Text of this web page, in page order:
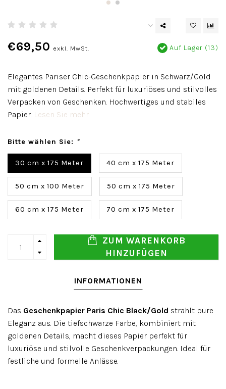
€69,50 exkl. MwSt. Auf Lager (13)
Elegantes Pariser Chic-Geschenkpapier in Schwarz/Gold
mit goldenen Details. Perfekt für luxuriöses und stilvolles
Verpacken von Geschenken. Hochwertiges und stabiles
Papier. Lesen Sie mehr..
Bitte wählen Sie: *
30 cm x 175 Meter 40 cm x 175 Meter
50 cm x 100 Meter 50 cm x 175 Meter
60 cm x 175 Meter 70 cm x 175 Meter
ZUM WARENKORB
HINZUFÜGEN
INFORMATIONEN
Das Geschenkpapier Paris Chic Black/Gold strahlt pure
Eleganz aus. Die tiefschwarze Farbe, kombiniert mit
goldenen Details, macht dieses Papier perfekt für
luxuriöse und stilvolle Geschenkverpackungen. Ideal für
festliche und formelle Anlässe.